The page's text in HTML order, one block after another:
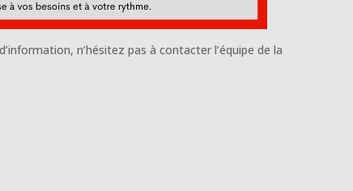
n’hésitez pas à contacter l’équipe de la